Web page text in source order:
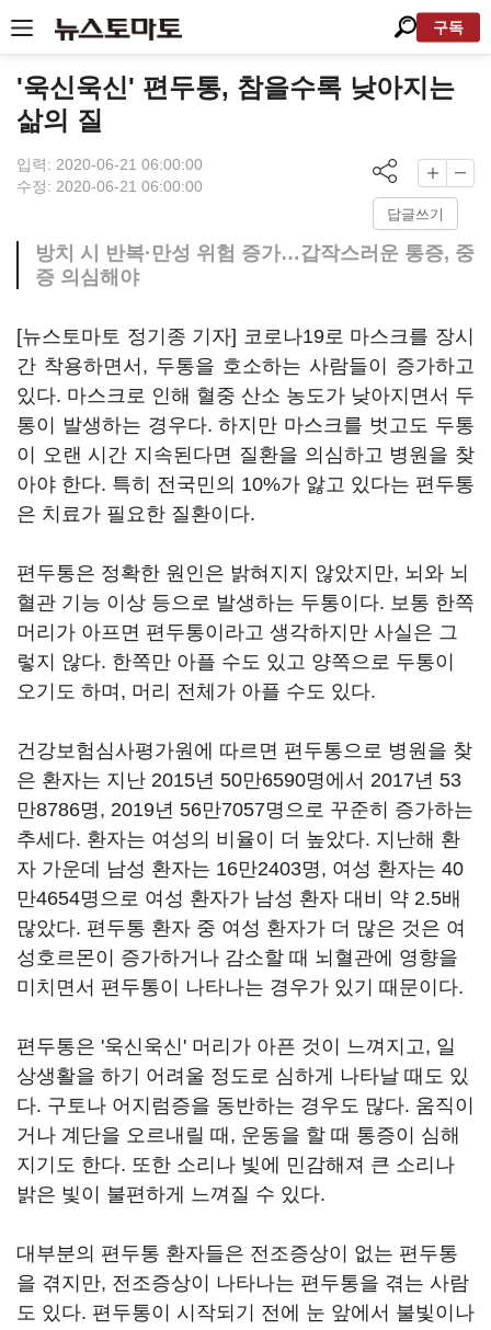
구독
'욱신욱신' 편두통, 참을수록 낮아지는
삶의 질
입력: 2020-06-21 06:00:00
수정: 2020-06-21 06:00:00
답글쓰기
방치 시 반복·만성 위험 증가…갑작스러운 통증, 중
증 의심해야
[뉴스토마토 정기종 기자] 코로나19로 마스크를 장시
간 착용하면서, 두통을 호소하는 사람들이 증가하고
있다. 마스크로 인해 혈중 산소 농도가 낮아지면서 두
통이 발생하는 경우다. 하지만 마스크를 벗고도 두통
이 오랜 시간 지속된다면 질환을 의심하고 병원을 찾
아야 한다. 특히 전국민의 10%가 앓고 있다는 편두통
은 치료가 필요한 질환이다.
편두통은 정확한 원인은 밝혀지지 않았지만, 뇌와 뇌
혈관 기능 이상 등으로 발생하는 두통이다. 보통 한쪽
머리가 아프면 편두통이라고 생각하지만 사실은 그
렇지 않다. 한쪽만 아플 수도 있고 양쪽으로 두통이
오기도 하며, 머리 전체가 아플 수도 있다.
건강보험심사평가원에 따르면 편두통으로 병원을 찾
은 환자는 지난 2015년 50만6590명에서 2017년 53
만8786명, 2019년 56만7057명으로 꾸준히 증가하는
추세다. 환자는 여성의 비율이 더 높았다. 지난해 환
자 가운데 남성 환자는 16만2403명, 여성 환자는 40
만4654명으로 여성 환자가 남성 환자 대비 약 2.5배
많았다. 편두통 환자 중 여성 환자가 더 많은 것은 여
성호르몬이 증가하거나 감소할 때 뇌혈관에 영향을
미치면서 편두통이 나타나는 경우가 있기 때문이다.
편두통은 '욱신욱신' 머리가 아픈 것이 느껴지고, 일
상생활을 하기 어려울 정도로 심하게 나타날 때도 있
다. 구토나 어지럼증을 동반하는 경우도 많다. 움직이
거나 계단을 오르내릴 때, 운동을 할 때 통증이 심해
지기도 한다. 또한 소리나 빛에 민감해져 큰 소리나
밝은 빛이 불편하게 느껴질 수 있다.
대부분의 편두통 환자들은 전조증상이 없는 편두통
을 겪지만, 전조증상이 나타나는 편두통을 겪는 사람
도 있다. 편두통이 시작되기 전에 눈 앞에서 불빛이나